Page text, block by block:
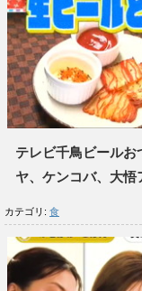
テレビ千鳥ビール
ヤ、ケンコバ、大悟
カテゴリ: 食